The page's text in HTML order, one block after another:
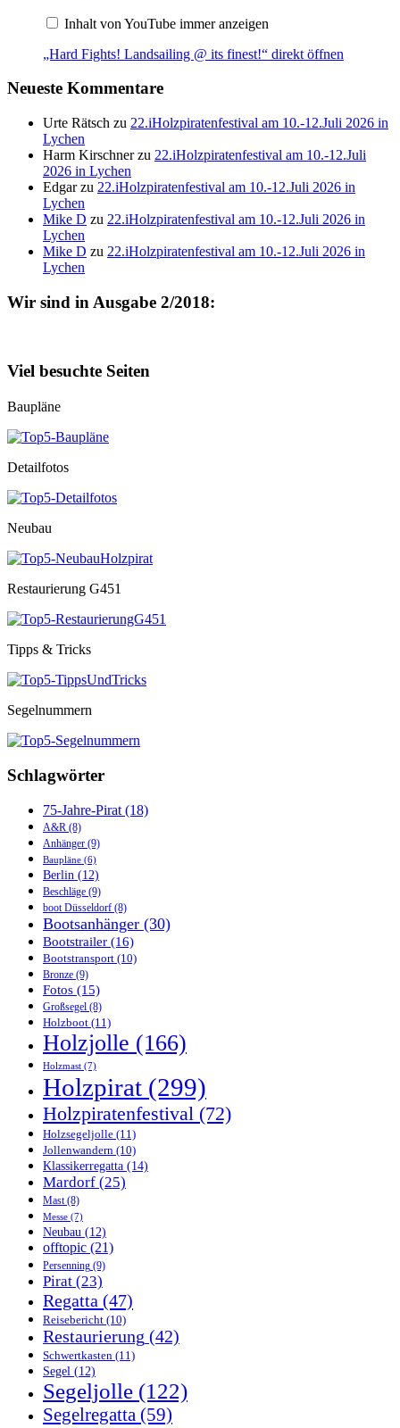
Inhalt von YouTube immer anzeigen
„Hard Fights! Landsailing @ its finest!“ direkt öffnen
Neueste Kommentare
Urte Rätsch zu 22.iHolzpiratenfestival am 10.-12.Juli 2026 in
Lychen
Harm Kirschnerzu 22.iHolzpiratenfestival am 10.-12.Juli
2026 in Lychen
Edgarzu 22.iHolzpiratenfestival am 10.-12.Juli 2026 in
Lychen
Mike D zu 22.iHolzpiratenfestival am 10.-12.Juli 2026 in
Lychen
Mike D zu 22.iHolzpiratenfestival am 10.-12.Juli 2026 in
Lychen
Wir sind in Ausgabe 2/2018:
Viel besuchte Seiten
Baupläne
Detailfotos
Neubau
Restaurierung G451
Tipps & Tricks
Segelnummern
Schlagwörter
75-Jahre-Pirat (18)
A&R (8)
Anhänger (9)
Baupläne (6)
Berlin (12)
Beschläge (9)
boot Düsseldorf (8)
Bootsanhänger (30)
Bootstrailer (16)
Bootstransport (10)
Bronze (9)
Fotos (15)
Großsegel (8)
Holzboot (11)
Holzjolle (166)
Holzmast (7)
Holzpirat (299)
Holzpiratenfestival (72)
Holzsegeljolle (11)
Jollenwandern (10)
Klassikerregatta (14)
Mardorf (25)
Mast (8)
Messe (7)
Neubau (12)
offtopic (21)
Persenning (9)
Pirat (23)
Regatta (47)
Reisebericht (10)
Restaurierung (42)
Schwertkasten (11)
Segel (12)
Segeljolle (122)
Segelregatta (59)